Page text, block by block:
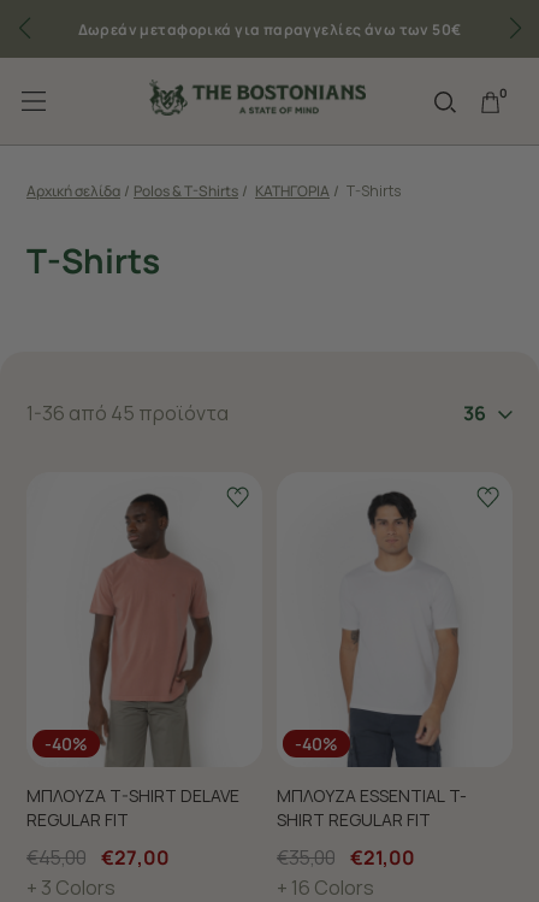
Δωρεάν μεταφορικά για παραγγελίες άνω των 50€
0
Αρχική σελίδα / Polos & T-Shirts / ΚΑΤΗΓΟΡΙΑ / T-Shirts
T-Shirts
1-36 από 45 προϊόντα 36
-40%
ΜΠΛΟΥΖΑ T-SHIRT DELAVE
REGULAR FIT
€45,00 €27,00
+ 3 Colors
-40%
ΜΠΛΟΥΖΑ ESSENTIAL T-
SHIRT REGULAR FIT
€35,00 €21,00
+ 16 Colors